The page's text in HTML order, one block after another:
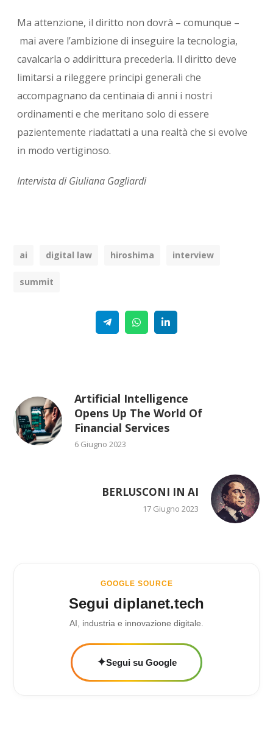
Ma attenzione, il diritto non dovrà – comunque –
mai avere l’ambizione di inseguire la tecnologia,
cavalcarla o addirittura precederla. Il diritto deve
limitarsi a rileggere principi generali che
accompagnano da centinaia di anni i nostri
ordinamenti e che meritano solo di essere
pazientemente riadattati a una realtà che si evolve
in modo vertiginoso.
Intervista di Giuliana Gagliardi
ai digital law hiroshima interview
summit
TelegramWhatsApp
Artificial Intelligence
Opens Up The World Of
Financial Services
6 Giugno 2023
BERLUSCONI IN AI
17 Giugno 2023
GOOGLE SOURCE
Segui diplanet.tech
AI, industria e innovazione digitale.
✦Segui su Google